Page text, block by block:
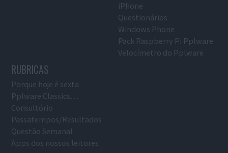
iPhone
Questionários
Windows Phone
Pack Raspberry Pi Pplware
Velocímetro do Pplware
RUBRICAS
Porque hoje é sexta
Pplware Classics…
Consultório
Passatempos/Resultados
Questão Semanal
Apps dos nossos leitores